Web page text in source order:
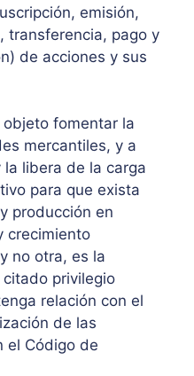
emisión,
transferencia, pago y
de acciones y sus
fomentar la
mercantiles, y a
libera de la carga
para que exista
producción en
crecimiento
no otra, es la
privilegio
relación con el
de las
el Código de